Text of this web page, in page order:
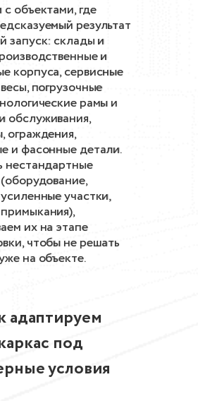
объектами, где
результат
запуск: склады и
и
корпуса, сервисные
погрузочные
рамы и
обслуживания,
ограждения,
и фасонные детали.
нестандартные
участки,
их на этапе
чтобы не решать
на объекте.
адаптируем
под
условия